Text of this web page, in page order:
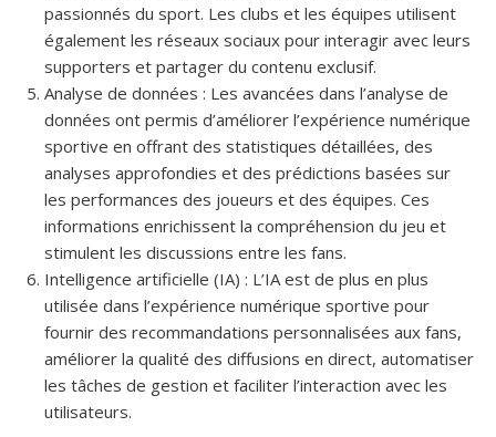
passionnés du sport. Les clubs et les équipes utilisent
également les réseaux sociaux pour interagir avec leurs
supporters et partager du contenu exclusif.
Analyse de données : Les avancées dans l’analyse de
données ont permis d’améliorer l’expérience numérique
sportive en offrant des statistiques détaillées, des
analyses approfondies et des prédictions basées sur
les performances des joueurs et des équipes. Ces
informations enrichissent la compréhension du jeu et
stimulent les discussions entre les fans.
Intelligence artificielle (IA) : L’IA est de plus en plus
utilisée dans l’expérience numérique sportive pour
fournir des recommandations personnalisées aux fans,
améliorer la qualité des diffusions en direct, automatiser
les tâches de gestion et faciliter l’interaction avec les
utilisateurs.